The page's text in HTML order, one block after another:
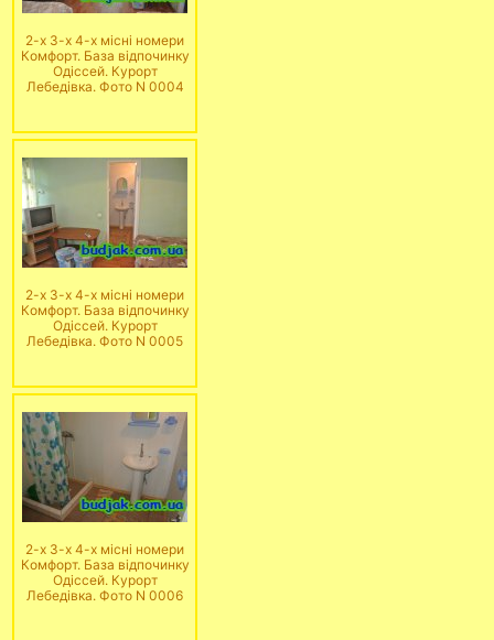
2-х 3-х 4-х місні номери
Комфорт. База відпочинку
Одіссей. Курорт
Лебедівка. Фото N 0004
2-х 3-х 4-х місні номери
Комфорт. База відпочинку
Одіссей. Курорт
Лебедівка. Фото N 0005
2-х 3-х 4-х місні номери
Комфорт. База відпочинку
Одіссей. Курорт
Лебедівка. Фото N 0006